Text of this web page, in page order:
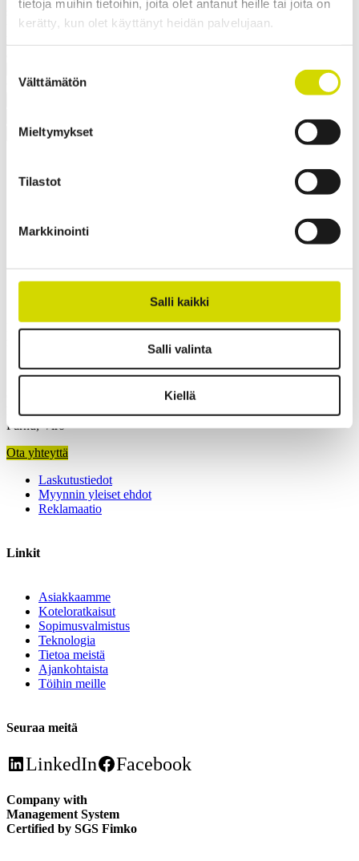
tietoja muihin tietoihin, joita olet antanut heille tai joita on
kerätty, kun olet käyttänyt heidän palvelujaan.
valinta
Välttämätön
Mieltymykset
Tilastot
Markkinointi
Salli kaikki
Salli valinta
Kiellä
sähköjärjestelmiä – ne ovat hyvä valinta esimerkiksi sähkökaapiksi
tai kytkinkoteloksi. Kotelon ominaisuudet, kuten korkeat IP- ja IK-
Lisätiedot
Ladattavat materiaalit
Korkeus
Pohjan ulkosyvyys
Kiinnostuitko? Ota yhteyttä asiantuntijaamme ja kerromme lisää
Mikkeli, Suomi
Pärnu, Viro
Ota yhteyttä
Laskutustiedot
Myynnin yleiset ehdot
Reklamaatio
Linkit
Asiakkaamme
Koteloratkaisut
Sopimusvalmistus
Teknologia
Tietoa meistä
Ajankohtaista
Töihin meille
Seuraa meitä
LinkedIn Facebook
Company with
Management System
Certified by SGS Fimko